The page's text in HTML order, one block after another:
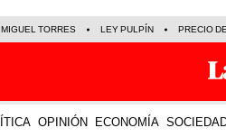
MIGUEL TORRES LEY PULPÍN PRECIO
OPINIÓN ECONOMÍA